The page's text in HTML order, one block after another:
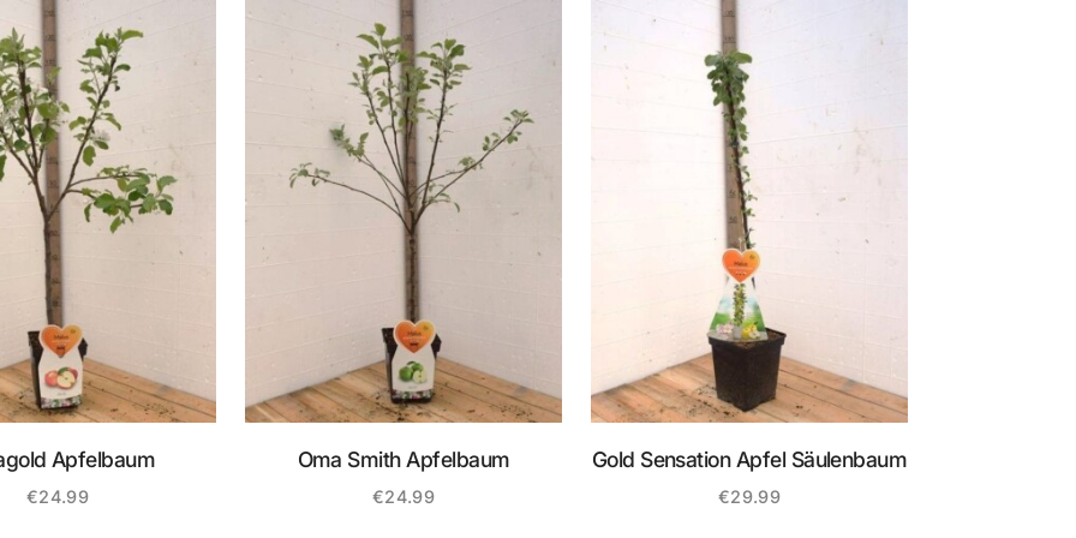
Apfelbaum
€24.99
Oma Smith Apfelbaum
€24.99
Gold Sensation Apfel Säulenbaum
€29.99